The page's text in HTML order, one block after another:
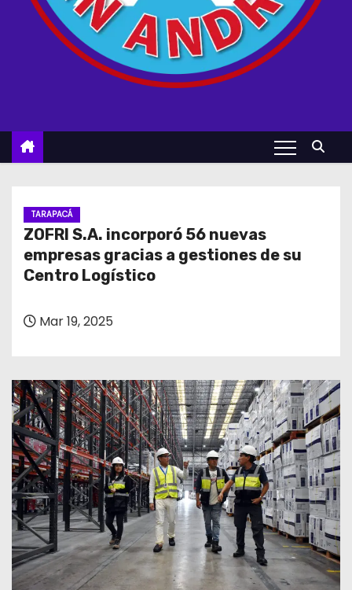
TARAPACÁ
ZOFRI S.A. incorporó 56 nuevas
empresas gracias a gestiones de su
Centro Logístico
Mar 19, 2025